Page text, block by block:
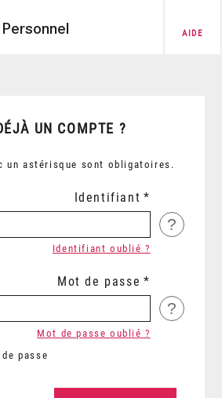
AIDE
UN COMPTE ?
un astérisque sont obligatoires.
Identifiant
?
Identifiant oublié ?
Mot de passe
?
passe
Mot de passe oublié ?